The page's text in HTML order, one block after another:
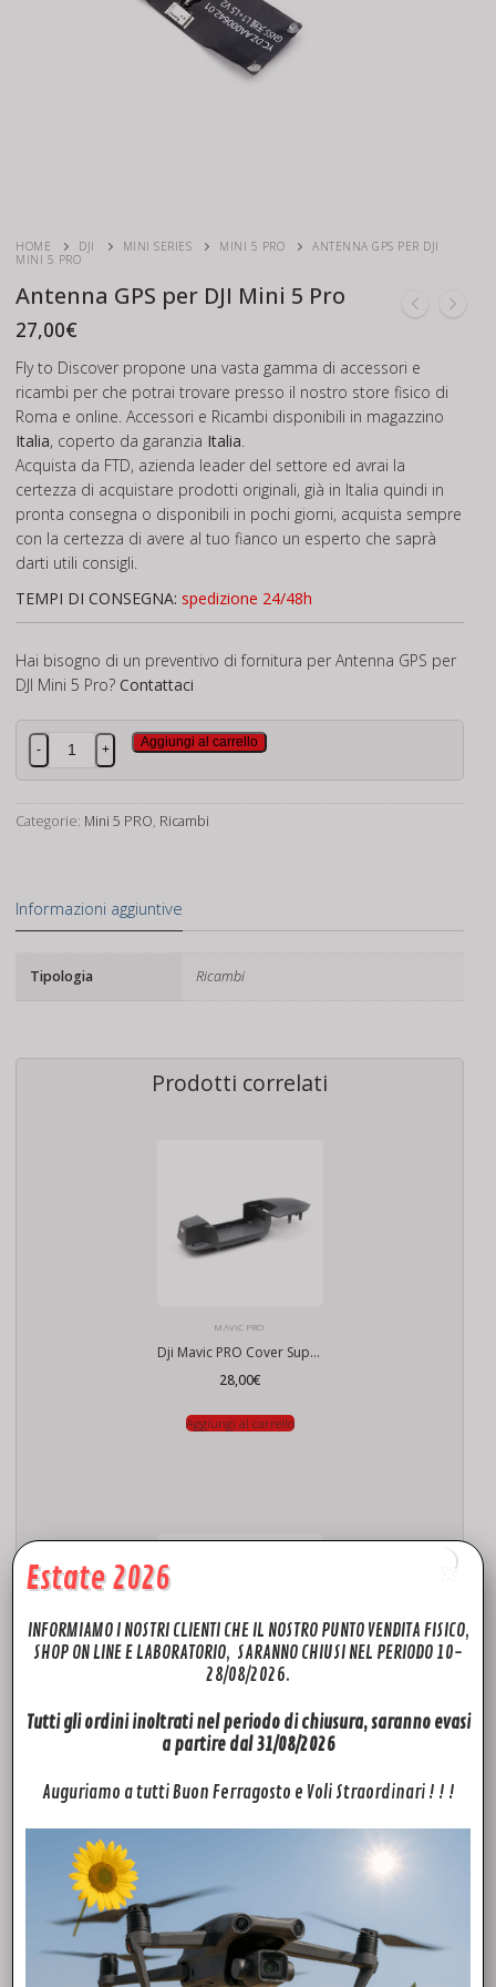
HOME DJI MINI SERIES MINI 5 PRO
ANTENNA GPS PER DJI
MINI 5 PRO
Antenna GPS per DJI Mini 5 Pro
27,00€
Fly to Discover propone una vasta gamma di accessori e
ricambi per che potrai trovare presso il nostro store fisico di
Roma e online. Accessori e Ricambi disponibili in magazzino
Italia, coperto da garanzia Italia.
Acquista da FTD, azienda leader del settore ed avrai la
certezza di acquistare prodotti originali, già in Italia quindi in
pronta consegna o disponibili in pochi giorni, acquista sempre
con la certezza di avere al tuo fianco un esperto che saprà
darti utili consigli.
TEMPI DI CONSEGNA: spedizione 24/48h
Hai bisogno di un preventivo di fornitura per Antenna GPS per
DJI Mini 5 Pro? Contattaci
Antenna
GPS
DJI
quantità
- +
Aggiungi al carrello
Categorie: Mini 5 PRO, Ricambi
Informazioni aggiuntive
Tipologia Ricambi
Prodotti correlati
MAVIC PRO
Dji Mavic PRO Cover Superiore
28,00€
Aggiungi al carrello
FPV
DJI FPV Middle Frame
Estate 2026
INFORMIAMO I NOSTRI CLIENTI CHE IL NOSTRO PUNTO VENDITA FISICO,
SHOP ON LINE E LABORATORIO, SARANNO CHIUSI NEL PERIODO 10-
28/08/2026.
Tutti gli ordini inoltrati nel periodo di chiusura, saranno evasi
a partire dal 31/08/2026
Auguriamo a tutti Buon Ferragosto e Voli Straordinari ! ! !